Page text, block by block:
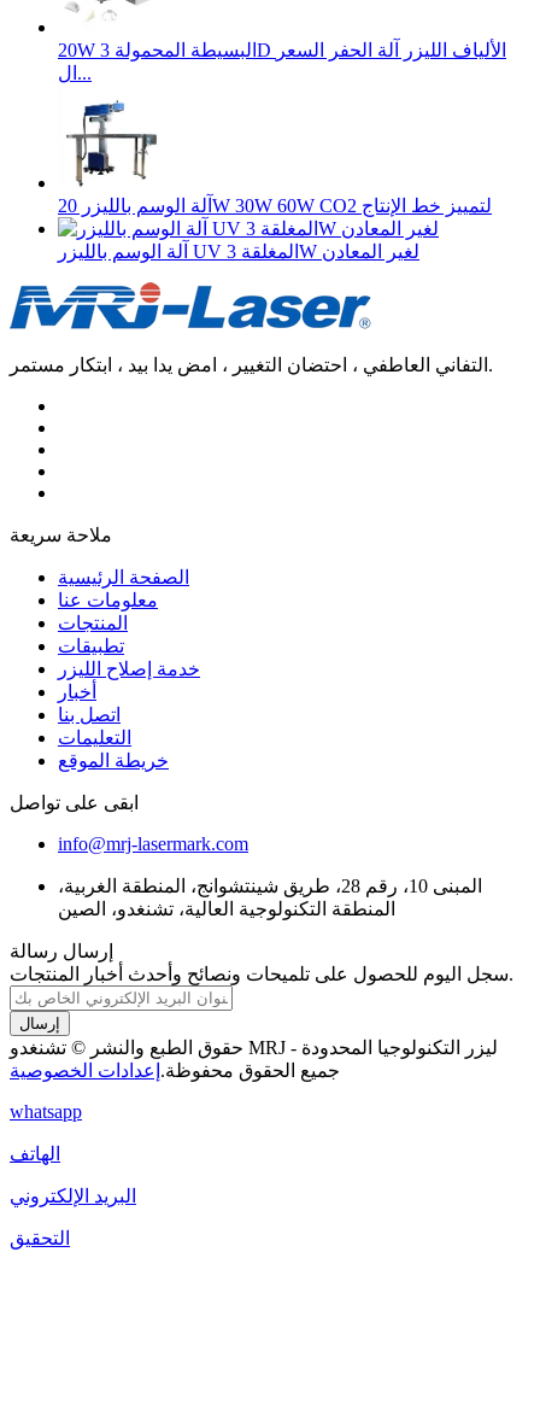
20W البسيطة المحمولة 3D الألياف الليزر آلة الحفر السعر
ال...
آلة الوسم بالليزر 20W 30W 60W CO2 لتمييز خط الإنتاج
آلة الوسم بالليزر UV المغلقة 3W لغير المعادن
التفاني العاطفي ، احتضان التغيير ، امض يدا بيد ، ابتكار مستمر.
ملاحة سريعة
الصفحة الرئيسية
معلومات عنا
المنتجات
تطبيقات
خدمة إصلاح الليزر
أخبار
اتصل بنا
التعليمات
خريطة الموقع
ابقى على تواصل
info@mrj-lasermark.com
المبنى 10، رقم 28، طريق شينتشوانج، المنطقة الغربية،
المنطقة التكنولوجية العالية، تشنغدو، الصين
إرسال رسالة
سجل اليوم للحصول على تلميحات ونصائح وأحدث أخبار المنتجات.
إرسال
حقوق الطبع والنشر © تشنغدو MRJ - ليزر التكنولوجيا المحدودة
جميع الحقوق محفوظة. إعدادات الخصوصية
whatsapp
الهاتف
البريد الإلكتروني
التحقيق